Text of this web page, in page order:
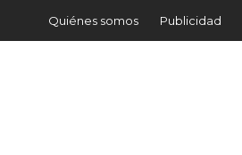
Quiénes somos Publicidad